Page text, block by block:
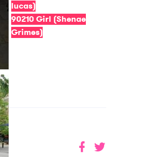
lucas)
90210 Girl (Shenae
Grimes)